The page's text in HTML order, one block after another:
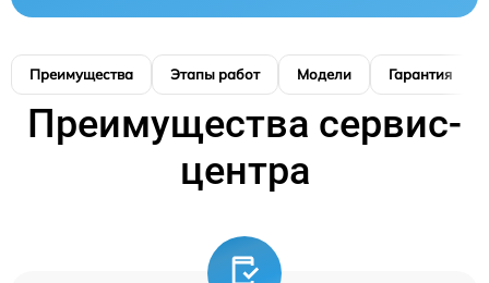
Преимущества Этапы работ Модели Гарантия
Преимущества сервис-
центра